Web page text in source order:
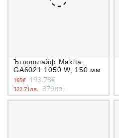
Ъглошлайф Makita
GA6021 1050 W, 150 мм
165€ 193.78€
322.71лв. 379лв.